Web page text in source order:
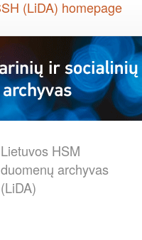
Lietuvos HSM
duomenų archyvas
(LiDA)